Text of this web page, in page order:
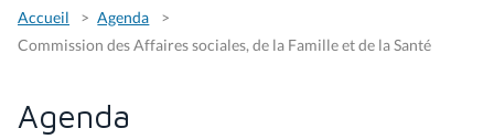
Accueil
Agenda
Commission des Affaires sociales, de la Famille et de la Santé
Agenda